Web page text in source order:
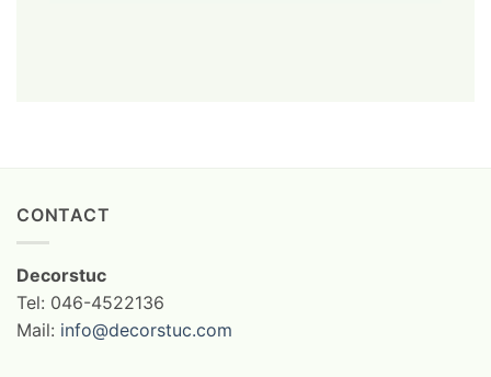
CONTACT
Decorstuc
Tel: 046-4522136
Mail: info@decorstuc.com